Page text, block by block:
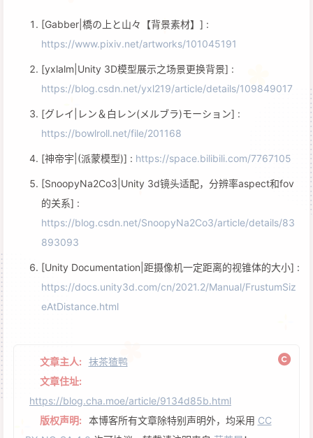
[Gabber|橋の上と山々【背景素材】] :
https://www.pixiv.net/artworks/101045191
[yxlalm|Unity 3D模型展示之场景更换背景] :
https://blog.csdn.net/yxl219/article/details/109849017
[グレイ|レン＆白レン(メルブラ)モーション] :
https://bowlroll.net/file/201168
[神帝宇|(派蒙模型)] : https://space.bilibili.com/7767105
[SnoopyNa2Co3|Unity 3d镜头适配，分辨率aspect和fov
的关系] :
https://blog.csdn.net/SnoopyNa2Co3/article/details/83
893093
[Unity Documentation|距摄像机一定距离的视锥体的大小] :
https://docs.unity3d.com/cn/2021.2/Manual/FrustumSiz
eAtDistance.html
文章主人:
抹茶猹鸭
文章住址:
https://blog.cha.moe/article/9134d85b.html
版权声明:
本博客所有文章除特别声明外，均采用 CC